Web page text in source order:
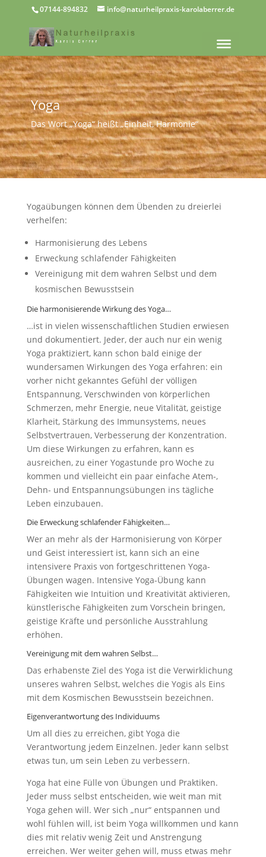
07144-894832 info@naturheilpraxis-karolaberrer.de
Yoga
Das Wort „Yoga“ heißt „Einheit, Harmonie“
Yogaübungen können dem Übenden zu dreierlei
verhelfen:
Harmonisierung des Lebens
Erweckung schlafender Fähigkeiten
Vereinigung mit dem wahren Selbst und dem
kosmischen Bewusstsein
Die harmonisierende Wirkung des Yoga…
…ist in vielen wissenschaftlichen Studien erwiesen
und dokumentiert. Jeder, der auch nur ein wenig
Yoga praktiziert, kann schon bald einige der
wundersamen Wirkungen des Yoga erfahren: ein
vorher nicht gekanntes Gefühl der völligen
Entspannung, Verschwinden von körperlichen
Schmerzen, mehr Energie, neue Vitalität, geistige
Klarheit, Stärkung des Immunsystems, neues
Selbstvertrauen, Verbesserung der Konzentration.
Um diese Wirkungen zu erfahren, kann es
ausreichen, zu einer Yogastunde pro Woche zu
kommen und vielleicht ein paar einfache Atem-,
Dehn- und Entspannungsübungen ins tägliche
Leben einzubauen.
Die Erweckung schlafender Fähigkeiten…
Wer an mehr als der Harmonisierung von Körper
und Geist interessiert ist, kann sich an eine
intensivere Praxis von fortgeschrittenen Yoga-
Übungen wagen. Intensive Yoga-Übung kann
Fähigkeiten wie Intuition und Kreativität aktivieren,
künstlerische Fähigkeiten zum Vorschein bringen,
geistige Kräfte und persönliche Ausstrahlung
erhöhen.
Vereinigung mit dem wahren Selbst…
Das erhabenste Ziel des Yoga ist die Verwirklichung
unseres wahren Selbst, welches die Yogis als Eins
mit dem Kosmischen Bewusstsein bezeichnen.
Eigenverantwortung des Individuums
Um all dies zu erreichen, gibt Yoga die
Verantwortung jedem Einzelnen. Jeder kann selbst
etwas tun, um sein Leben zu verbessern.
Yoga hat eine Fülle von Übungen und Praktiken.
Jeder muss selbst entscheiden, wie weit man mit
Yoga gehen will. Wer sich „nur“ entspannen und
wohl fühlen will, ist beim Yoga willkommen und kann
dies mit relativ wenig Zeit und Anstrengung
erreichen. Wer weiter gehen will, muss etwas mehr